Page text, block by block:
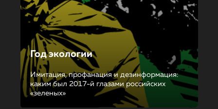
Год экологии
Имитация, профанация и дезинформация:
каким был 2017-й глазами российских
«зеленых»